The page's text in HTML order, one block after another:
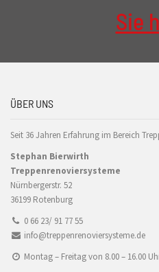
Sie
ÜBER UNS
Seit 36 Jahren Erfahrung im Bereich
Stephan Bierwirth
Treppenrenoviersysteme
Nürnbergerstr. 52
36199 Rotenburg
0 66 23/ 91 77 55
info@treppenrenoviersysteme.de
Montag – Freitag von 8.00 – 16.00